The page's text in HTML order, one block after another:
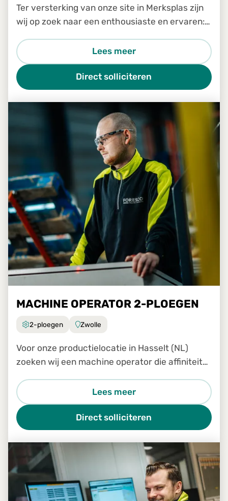
Ter versterking van onze site in Merksplas zijn
wij op zoek naar een enthousiaste en ervaren:
Lees meer
Direct solliciteren
MACHINE OPERATOR 2-PLOEGEN
2-ploegen Zwolle
Voor onze productielocatie in Hasselt (NL)
zoeken wij een machine operator die affiniteit
inzicht.
Lees meer
Direct solliciteren